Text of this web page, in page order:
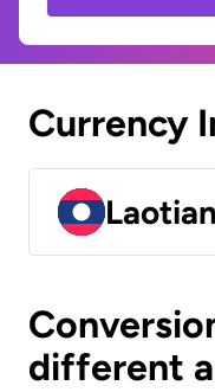
Currency
different